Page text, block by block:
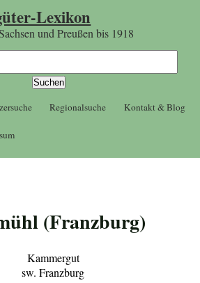
Lexikon
und Preußen bis 1918
Regionalsuche Kontakt & Blog
(Franzburg)
Kammergut
sw. Franzburg